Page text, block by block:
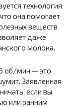
технология
она помогает
веществ
даже
молока.
об/мин — это
Заявленная
если вы
или ранним